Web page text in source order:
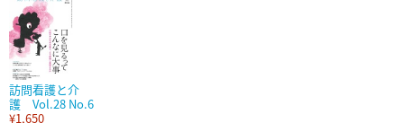
訪問看護と介
護 Vol.28 No.6
¥1,650